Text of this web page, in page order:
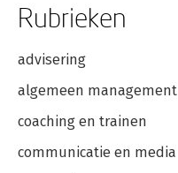
Rubrieken
advisering
algemeen management
coaching en trainen
communicatie en media